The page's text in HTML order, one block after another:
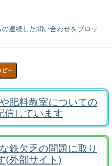
連続した問い合わせをブロッ
ピー
肥料教室についての
信しています
鉄欠乏の問題に取り
(外部サイト)